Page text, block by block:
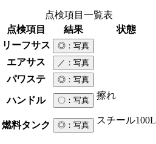
点検項目一覧表
点検項目
結果
状態
リーフサス
◎ ：写真
エアサス ／ ：写真
パワステ ◎ ：写真
ハンドル 〇 ：写真 擦れ
燃料タンク ◎ ：写真 スチール100L